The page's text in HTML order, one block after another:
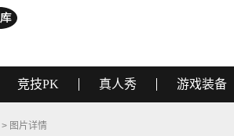
竞技PK 真人秀 游戏装备
> 图片详情